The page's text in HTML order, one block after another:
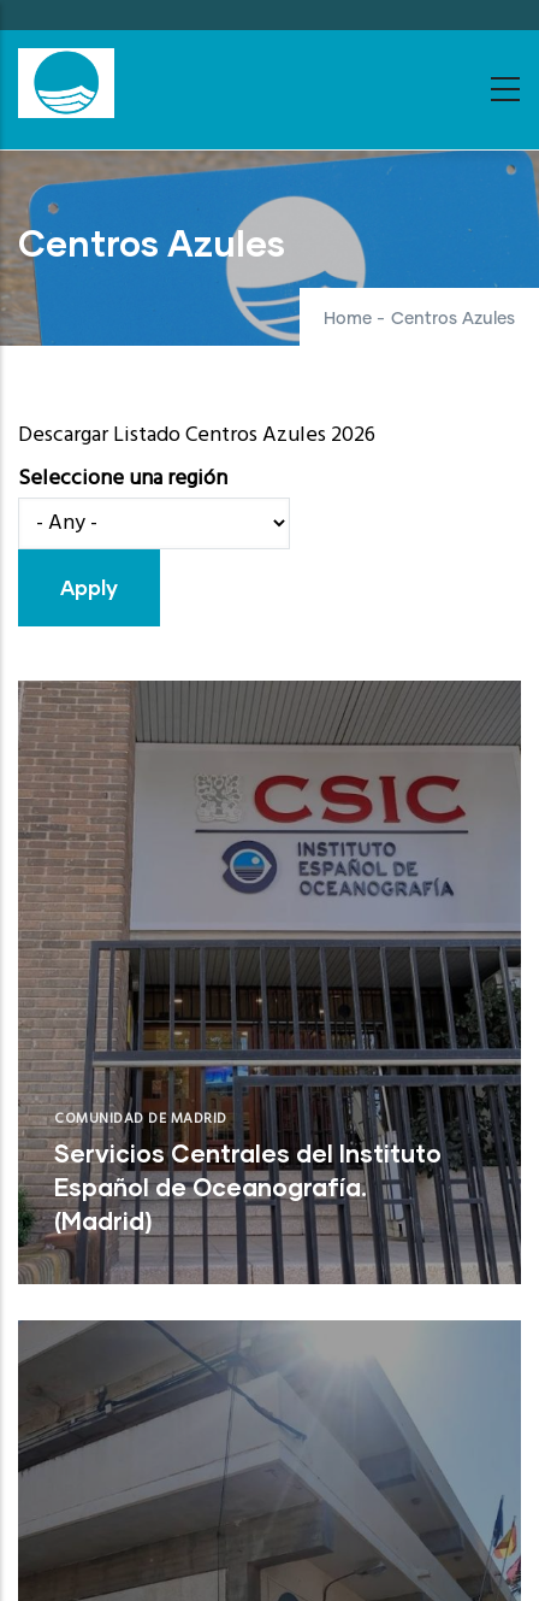
to
main
content
Centros Azules
Home - Centros Azules
Descargar Listado Centros Azules 2026
Seleccione una región
COMUNIDAD DE MADRID
Servicios Centrales del Instituto
Español de Oceanografía.
(Madrid)
Servicios Centrales del Instituto Español
de Oceanografía. (Madrid)NUEVO